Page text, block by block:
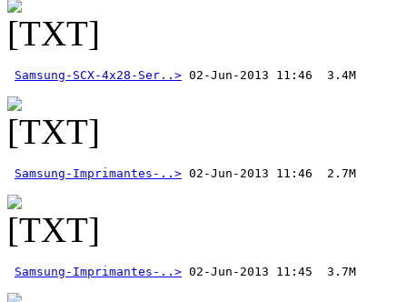
Samsung-SCX-4x28-Ser..>
Samsung-Imprimantes-..>
Samsung-Imprimantes-..>